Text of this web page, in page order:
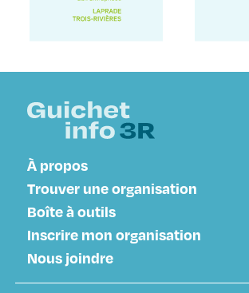
À propos
Trouver une organisation
Boîte à outils
Inscrire mon organisation
Nous joindre